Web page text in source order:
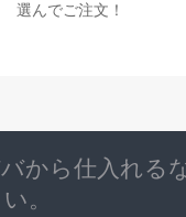
選んでご注文！
から仕入れる
。